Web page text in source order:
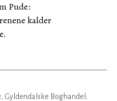
Pude:
kalder
, Gyldendalske Boghandel.